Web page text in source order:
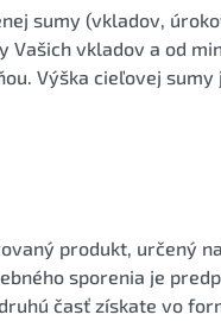
sumy (vkladov,
Vašich vkladov a od
Výška cieľovej
produkt, určený
sporenia je
časť získate vo